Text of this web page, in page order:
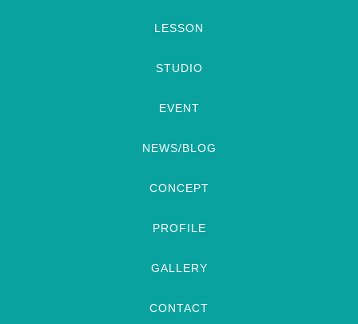
LESSON
STUDIO
EVENT
NEWS/BLOG
CONCEPT
PROFILE
GALLERY
CONTACT